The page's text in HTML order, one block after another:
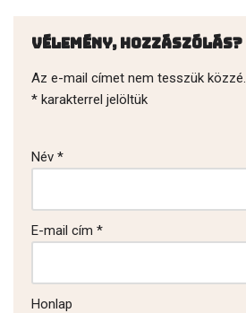
Vélemény, hozzászólás?
Az e-mail címet nem tesszük közzé.
* karakterrel jelöltük
Név *
E-mail cím *
Honlap